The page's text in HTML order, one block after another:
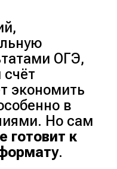
ОГЭ,
экономить
в
Но сам
готовит к
.